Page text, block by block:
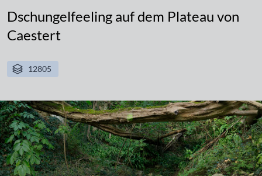
Dschungelfeeling auf dem Plateau von
Caestert
12805